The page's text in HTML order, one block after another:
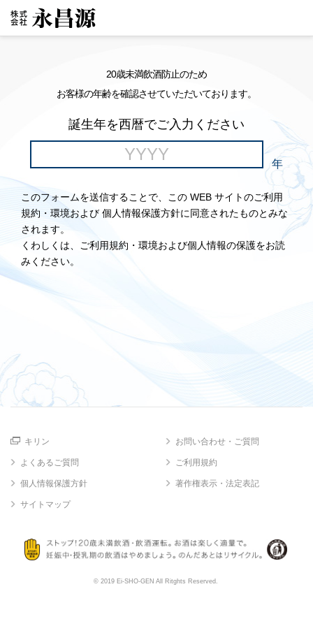
20歳未満飲酒防止のため
お客様の年齢を確認させていただいております。
誕生年を西暦でご入力ください
年
このフォームを送信することで、この WEB サイトのご利用
規約・環境および 個人情報保護方針に同意されたものとみな
されます。
くわしくは、ご利用規約・環境および個人情報の保護をお読
みください。
キリン お問い合わせ・ご質問
よくあるご質問 ご利用規約
個人情報保護方針 著作権表示・法定表記
サイトマップ
© 2019 Ei-SHO-GEN All Ritghts Reserved.